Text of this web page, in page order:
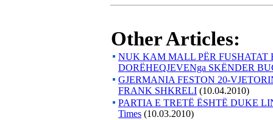
Other Articles:
NUK KAM MALL PËR FUSHATAT
DORËHEQJEVENga SKËNDER
GJERMANIA FESTON 20-
FRANK SHKRELI (10.04.2010)
PARTIA E TRETË ËSHTË DUKE
Times (10.03.2010)